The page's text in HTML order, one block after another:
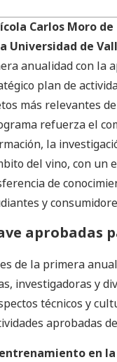
Carlos Moro de
Universidad de
anualidad con la
plan de
más relevantes
refuerza el
la
del vino, con un
de
y
aprobadas
de la primera
investigadoras y
técnicos y
aprobadas
en